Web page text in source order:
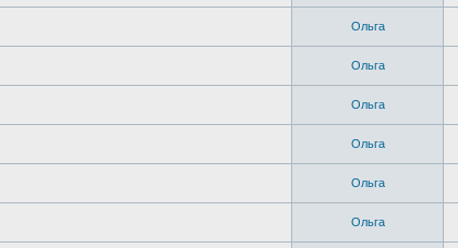
Ольга
Ольга
Ольга
Ольга
Ольга
Ольга